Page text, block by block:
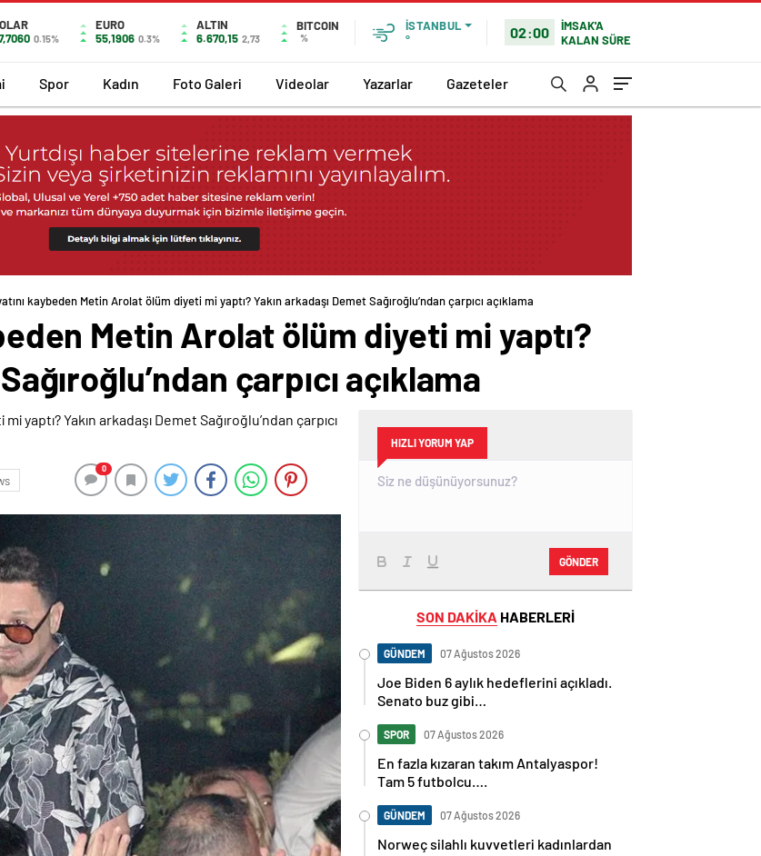
0.15%
EURO
55,1906 0.3%
ALTIN
6.670,15 2,73
BITCOIN
%
İSTANBUL
°
02:00
İMSAK'A
KALAN SÜRE
Spor Kadın Foto Galeri Videolar Yazarlar Gazeteler
kaybeden Metin Arolat ölüm diyeti mi yaptı? Yakın arkadaşı Demet Sağıroğlu’ndan çarpıcı açıklama
Metin Arolat ölüm diyeti mi yaptı?
çarpıcı açıklama
0
HIZLI YORUM YAP
GÖNDER
SON DAKİKA HABERLERİ
GÜNDEM 07 Ağustos 2026
Joe Biden 6 aylık hedeflerini açıkladı.
Senato buz gibi…
SPOR 07 Ağustos 2026
En fazla kızaran takım Antalyaspor!
Tam 5 futbolcu….
GÜNDEM 07 Ağustos 2026
Norweç silahlı kuvvetleri kadınlardan